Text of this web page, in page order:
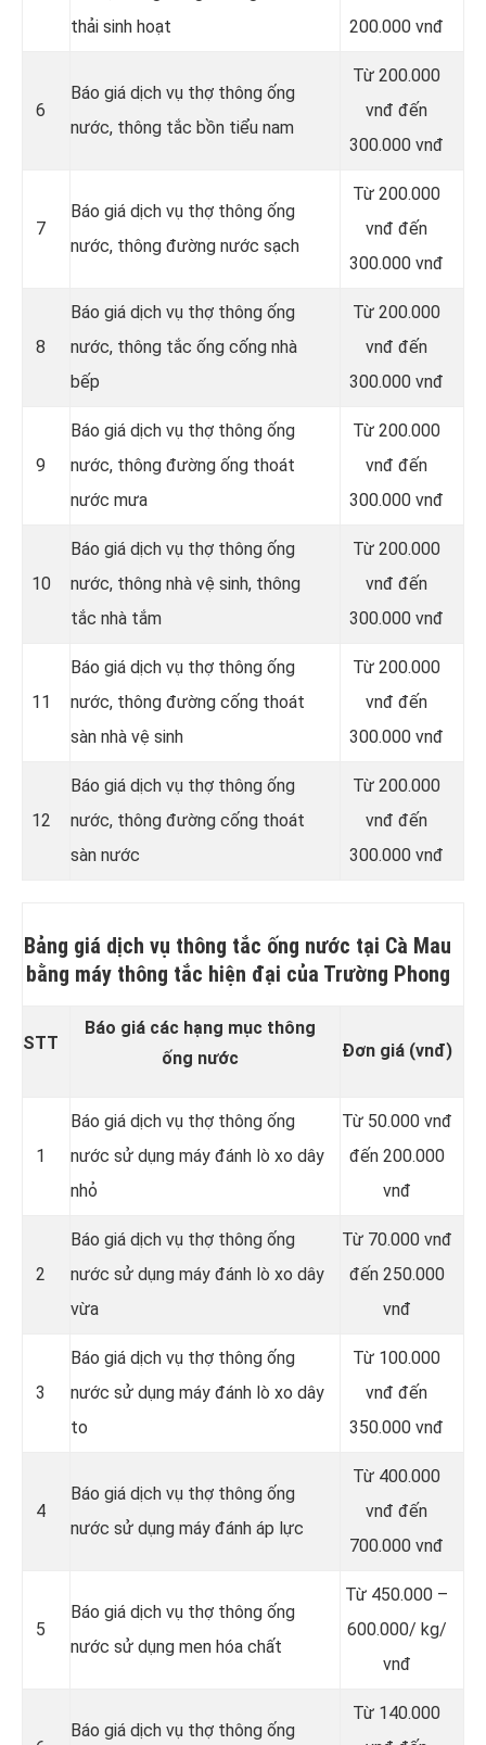
thải sinh hoạt
200.000 vnđ
6
Báo giá dịch vụ thợ thông ống
nước, thông tắc bồn tiểu nam
Từ 200.000
vnđ đến
300.000 vnđ
7
Báo giá dịch vụ thợ thông ống
nước, thông đường nước sạch
Từ 200.000
vnđ đến
300.000 vnđ
8
Báo giá dịch vụ thợ thông ống
nước, thông tắc ống cống nhà
bếp
Từ 200.000
vnđ đến
300.000 vnđ
9
Báo giá dịch vụ thợ thông ống
nước, thông đường ống thoát
nước mưa
Từ 200.000
vnđ đến
300.000 vnđ
10
Báo giá dịch vụ thợ thông ống
nước, thông nhà vệ sinh, thông
tắc nhà tắm
Từ 200.000
vnđ đến
300.000 vnđ
11
Báo giá dịch vụ thợ thông ống
nước, thông đường cống thoát
sàn nhà vệ sinh
Từ 200.000
vnđ đến
300.000 vnđ
12
Báo giá dịch vụ thợ thông ống
nước, thông đường cống thoát
sàn nước
Từ 200.000
vnđ đến
300.000 vnđ
Bảng giá dịch vụ thông tắc ống nước tại Cà Mau
bằng máy thông tắc hiện đại của Trường Phong
STT
Báo giá các hạng mục thông
ống nước
Đơn giá (vnđ)
1
Báo giá dịch vụ thợ thông ống
nước sử dụng máy đánh lò xo dây
nhỏ
Từ 50.000 vnđ
đến 200.000
vnđ
2
Báo giá dịch vụ thợ thông ống
nước sử dụng máy đánh lò xo dây
vừa
Từ 70.000 vnđ
đến 250.000
vnđ
3
Báo giá dịch vụ thợ thông ống
nước sử dụng máy đánh lò xo dây
to
Từ 100.000
vnđ đến
350.000 vnđ
4
Báo giá dịch vụ thợ thông ống
nước sử dụng máy đánh áp lực
Từ 400.000
vnđ đến
700.000 vnđ
5
Báo giá dịch vụ thợ thông ống
nước sử dụng men hóa chất
Từ 450.000 –
600.000/ kg/
vnđ
Báo giá dịch vụ thợ thông ống
Từ 140.000